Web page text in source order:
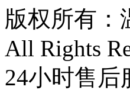
版权所有：
All Rights
24小时售后